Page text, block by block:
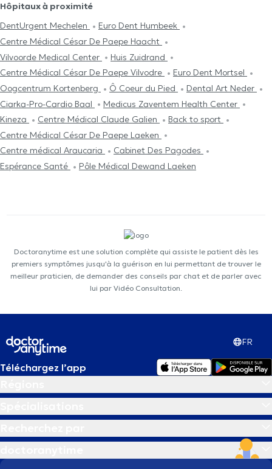
Hôpitaux à proximité
DentUrgent Mechelen
Euro Dent Humbeek
Centre Médical César De Paepe Haacht
Vilvoorde Medical Center
Huis Zuidrand
Centre Médical César De Paepe Vilvodre
Euro Dent Mortsel
Oogcentrum Kortenberg
Ô Coeur du Pied
Dental Art Neder
Ciarka-Pro-Cardio Baal
Medicus Zaventem Health Center
Kineza
Centre Médical Claude Galien
Back to sport
Centre Médical César De Paepe Laeken
Centre médical Araucaria
Cabinet Des Pagodes
Espérance Santé
Pôle Médical Dewand Laeken
Doctoranytime est une solution complète qui assiste le patient dès les
premiers symptômes jusqu'à la guérison en lui permettant de trouver le
meilleur praticien, de demander des conseils par chat et de parler avec
lui par Vidéo Consultation.
FR
Téléchargez l’app